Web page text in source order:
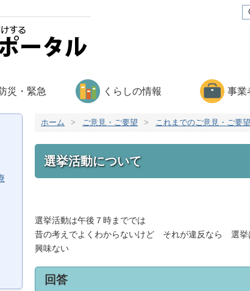
災・緊急 くらしの情報 事業
ホーム > ご意見・ご要望 > これまでのご意見・ご要
選挙活動について
選挙活動は午後７時まででは
昔の考えでよくわからないけど それが違反なら 選挙
興味ない
回答